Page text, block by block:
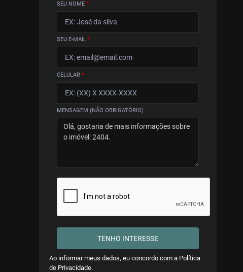
SEU NOME *
SEU E-MAIL *
CELULAR *
MENSAGEM (NÃO OBRIGATÓRIO)
TENHO INTERESSE
Ao informar meus dados, eu concordo com a Política
de Privacidade.